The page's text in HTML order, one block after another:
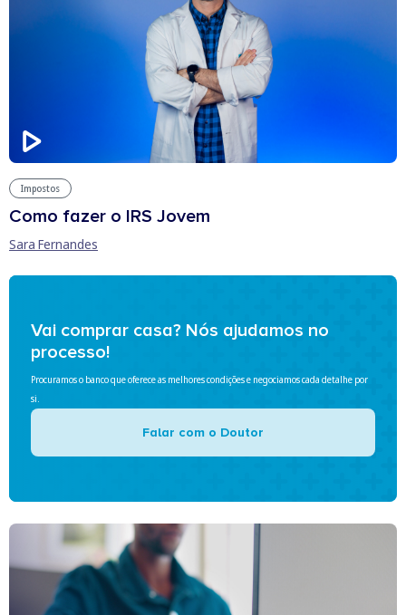
Impostos
Como fazer o IRS Jovem
Sara Fernandes
Vai comprar casa? Nós ajudamos no
processo!
Procuramos o banco que oferece as melhores condições e negociamos cada detalhe por
si.
Falar com o Doutor